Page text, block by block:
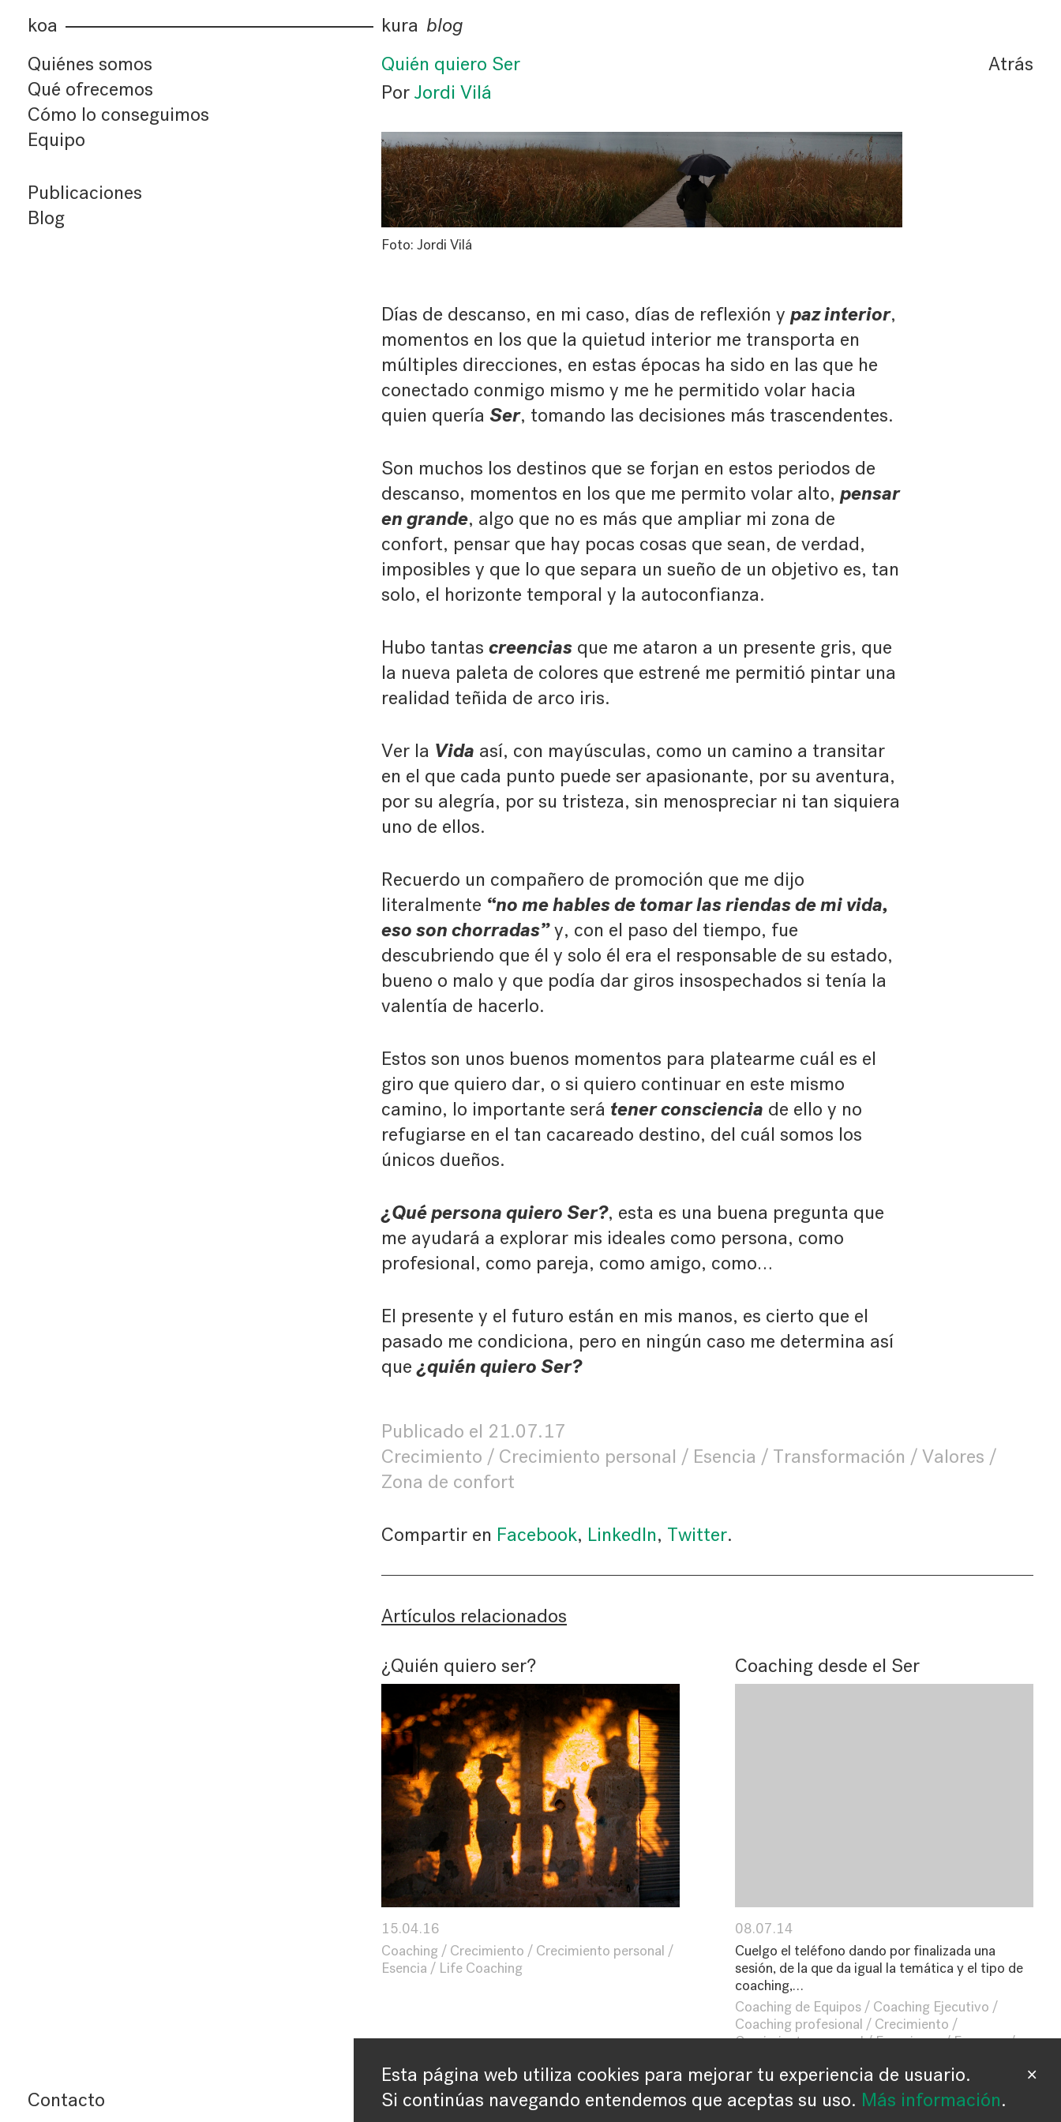
koa kura blog
Quiénes somos
Qué ofrecemos
Cómo lo conseguimos
Equipo
Publicaciones
Blog
Contacto
Quién quiero Ser
Atrás
Por Jordi Vilá
Foto: Jordi Vilá
Días de descanso, en mi caso, días de reflexión y paz interior,
momentos en los que la quietud interior me transporta en
múltiples direcciones, en estas épocas ha sido en las que he
conectado conmigo mismo y me he permitido volar hacia
quien quería Ser, tomando las decisiones más trascendentes.
Son muchos los destinos que se forjan en estos periodos de
descanso, momentos en los que me permito volar alto, pensar
en grande, algo que no es más que ampliar mi zona de
confort, pensar que hay pocas cosas que sean, de verdad,
imposibles y que lo que separa un sueño de un objetivo es, tan
solo, el horizonte temporal y la autoconfianza.
Hubo tantas creenciasque me ataron a un presente gris, que
la nueva paleta de colores que estrené me permitió pintar una
realidad teñida de arco iris.
Ver la Vida así, con mayúsculas, como un camino a transitar
en el que cada punto puede ser apasionante, por su aventura,
por su alegría, por su tristeza, sin menospreciar ni tan siquiera
uno de ellos.
Recuerdo un compañero de promoción que me dijo
literalmente “no me hables de tomar las riendas de mi vida,
eso son chorradas”y, con el paso del tiempo, fue
descubriendo que él y solo él era el responsable de su estado,
bueno o malo y que podía dar giros insospechados si tenía la
valentía de hacerlo.
Estos son unos buenos momentos para platearme cuál es el
giro que quiero dar, o si quiero continuar en este mismo
camino, lo importante será tener consciencia de ello y no
refugiarse en el tan cacareado destino, del cuál somos los
únicos dueños.
¿Qué persona quiero Ser?, esta es una buena pregunta que
me ayudará a explorar mis ideales como persona, como
profesional, como pareja, como amigo, como…
El presente y el futuro están en mis manos, es cierto que el
pasado me condiciona, pero en ningún caso me determina así
que¿quién quiero Ser?
Publicado el 21.07.17
Crecimiento
Crecimiento personal Esencia Transformación
Valores
Zona de confort
Compartir en Facebook, LinkedIn, Twitter.
Artículos relacionados
¿Quién quiero ser?
15.04.16
Coaching
Crecimiento
Crecimiento personal
Esencia
Life Coaching
Coaching desde el Ser
08.07.14
Cuelgo el teléfono dando por finalizada una
sesión, de la que da igual la temática y el tipo de
coaching,…
Coaching de Equipos
Coaching Ejecutivo
Coaching profesional
Crecimiento
Crecimiento personal
Emociones
Empresa
Nuevo paradigma
Valores Vida ×
Esta página web utiliza cookies para mejorar tu experiencia de usuario.
Si continúas navegando entendemos que aceptas su uso. Más información.